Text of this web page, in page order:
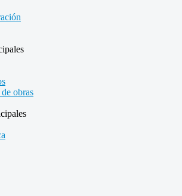
obras